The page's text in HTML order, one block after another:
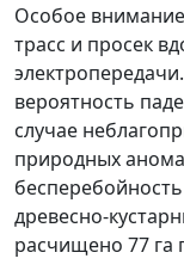
Особое
трасс и просек
вероятность
случае
природных
древесно-
расчищено 77 га